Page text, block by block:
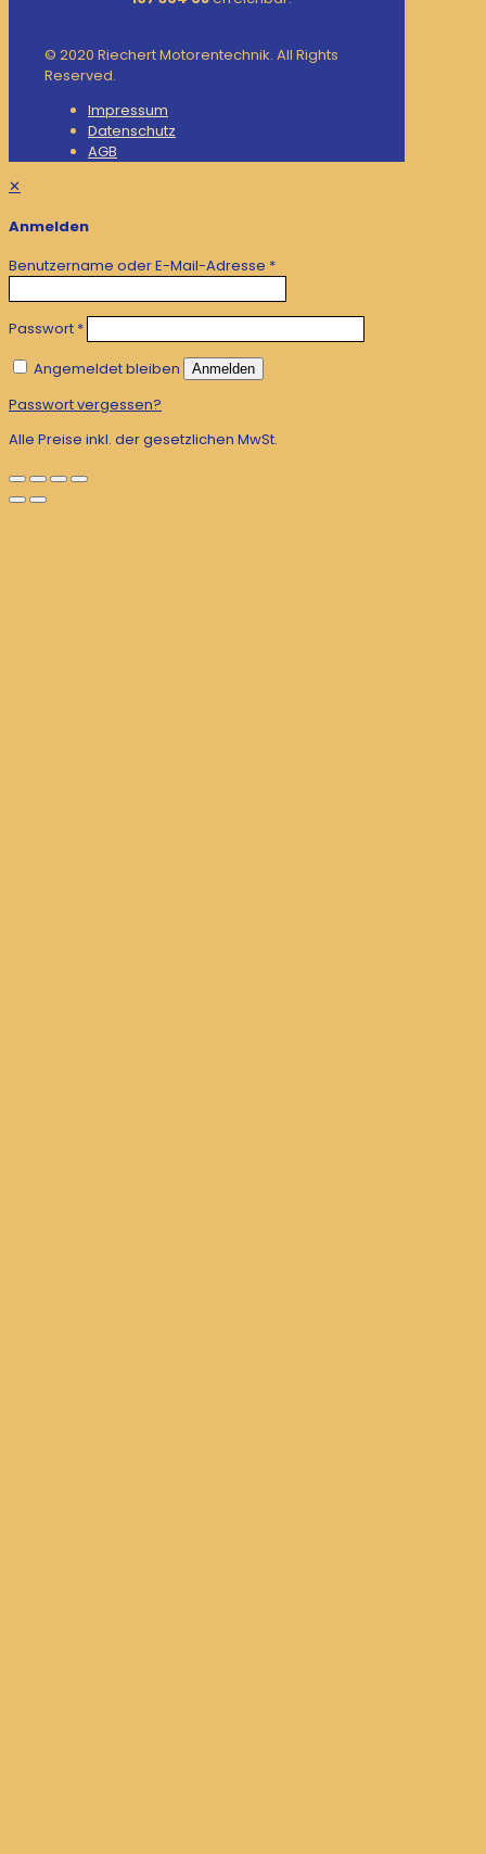
© 2020 Riechert Motorentechnik. All Rights
Reserved.
Impressum
Datenschutz
AGB
✕
Anmelden
Benutzername oder E-Mail-Adresse *
Passwort *
Angemeldet bleiben
Anmelden
Passwort vergessen?
Alle Preise inkl. der gesetzlichen MwSt.